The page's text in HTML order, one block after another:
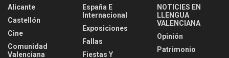
Alicante
Castellón
Cine
Comunidad
Valenciana
España E
Internacional
Exposiciones
Fallas
Fiestas Y
NOTICIES EN
LLENGUA
VALENCIANA
Opinión
Patrimonio